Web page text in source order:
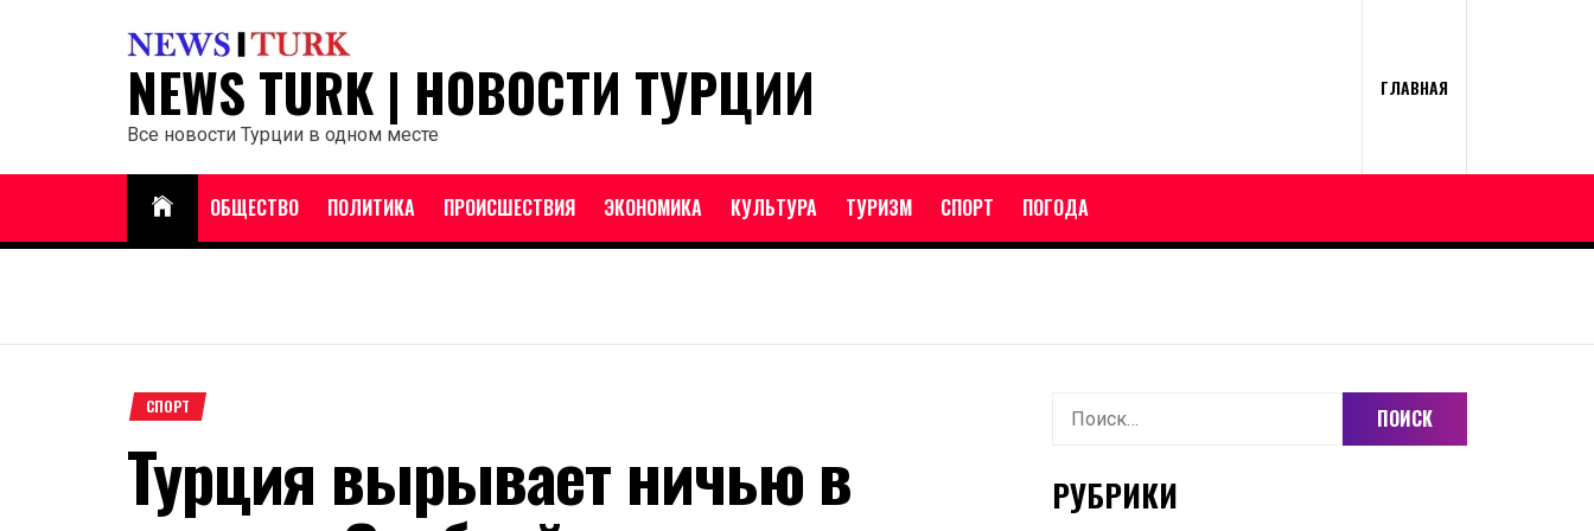
NEWS TURK | НОВОСТИ ТУРЦИИ
Все новости Турции в одном месте
ГЛАВНАЯ
ОБЩЕСТВО ПОЛИТИКА ПРОИСШЕСТВИЯ ЭКОНОМИКА КУЛЬТУРА ТУРИЗМ СПОРТ ПОГОДА
СПОРТ
Турция вырывает ничью в
Найти:
РУБРИКИ